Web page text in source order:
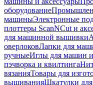
оборудование
машиныЭлектронные
плоттеры ScanNCut и
для машинной вышивки
оверлоковЛапки для
ручныеИглы для машин и
пэчворка и квилтинга
вязанияТовары для
вышиванияШкатулки для